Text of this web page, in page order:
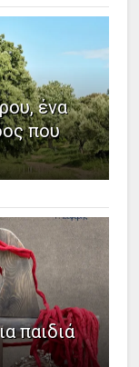
ένα
που
παιδιά